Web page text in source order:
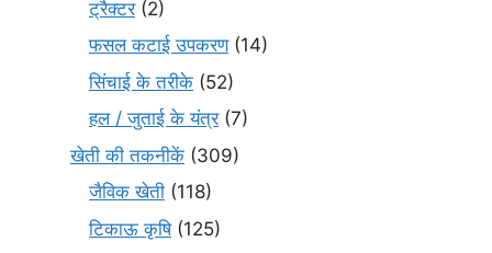
ट्रैक्टर(2)
फसल कटाई उपकरण(14)
सिंचाई के तरीके (52)
हल / जुताई के यंत्र(7)
खेती की तकनीकें (309)
जैविक खेती (118)
टिकाऊ कृषि(125)